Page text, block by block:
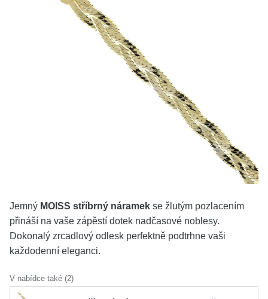
Jemný MOISS stříbrný náramek se žlutým pozlacením
přináší na vaše zápěstí dotek nadčasové noblesy.
Dokonalý zrcadlový odlesk perfektně podtrhne vaši
každodenní eleganci.
V nabídce také (2)